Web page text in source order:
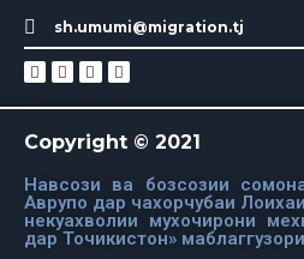
sh.umumi@migration.tj
Copyright © 2021
Навсози ва бозсозии
Аврупо дар чахорчубаи
некуахволии мухочирони
дар Точикистон»